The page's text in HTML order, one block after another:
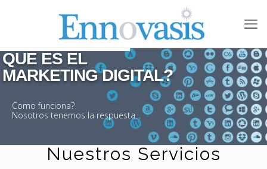
QUE ES EL
MARKETING DIGITAL?
Como funciona?
Nosotros tenemos la respuesta...
Nuestros Servicios